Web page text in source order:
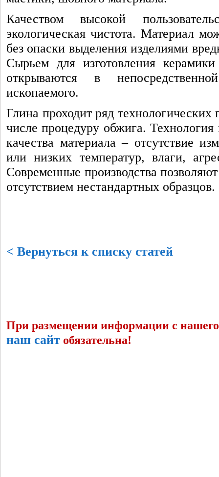
Качеством высокой
экологическая чистота. Материал
без опаски выделения изделиями
Сырьем для изготовления
открываются в
ископаемого.
Глина проходит ряд технологических
числе процедуру обжига. Технология
качества материала – отсутствие
или низких температур, влаги,
Современные производства
отсутствием нестандартных образцов.
< Вернуться к списку статей
При размещении информации с
наш сайт обязательна!